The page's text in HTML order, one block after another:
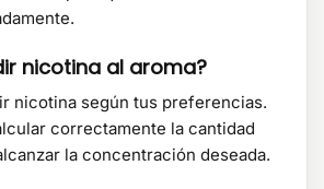
nicotina al aroma?
nicotina según tus preferencias.
correctamente la cantidad
la concentración deseada.